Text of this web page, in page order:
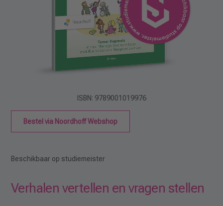
ISBN: 9789001019976
Bestel via Noordhoff Webshop
Beschikbaar op studiemeister
Verhalen vertellen en vragen stellen